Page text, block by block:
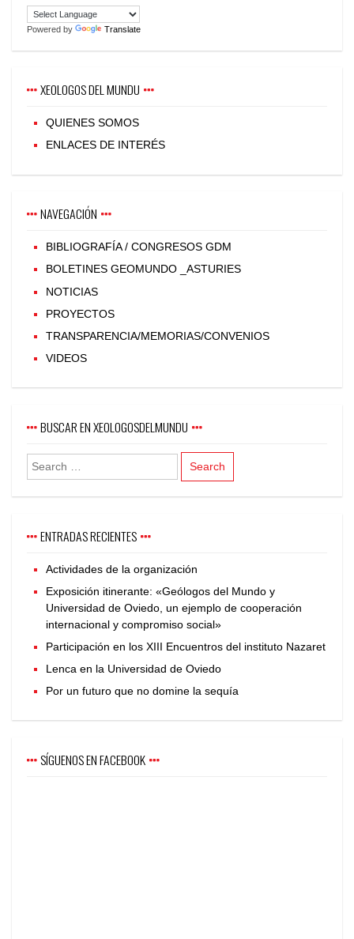
Powered by Translate
XEOLOGOS DEL MUNDU
QUIENES SOMOS
ENLACES DE INTERÉS
NAVEGACIÓN
BIBLIOGRAFÍA / CONGRESOS GDM
BOLETINES GEOMUNDO _ASTURIES
NOTICIAS
PROYECTOS
TRANSPARENCIA/MEMORIAS/CONVENIOS
VIDEOS
BUSCAR EN XEOLOGOSDELMUNDU
ENTRADAS RECIENTES
Actividades de la organización
Exposición itinerante: «Geólogos del Mundo y
Universidad de Oviedo, un ejemplo de cooperación
internacional y compromiso social»
Participación en los XIII Encuentros del instituto Nazaret
Lenca en la Universidad de Oviedo
Por un futuro que no domine la sequía
SÍGUENOS EN FACEBOOK